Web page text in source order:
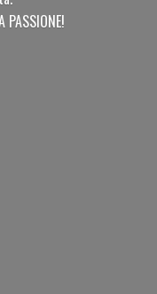
PASSIONE!